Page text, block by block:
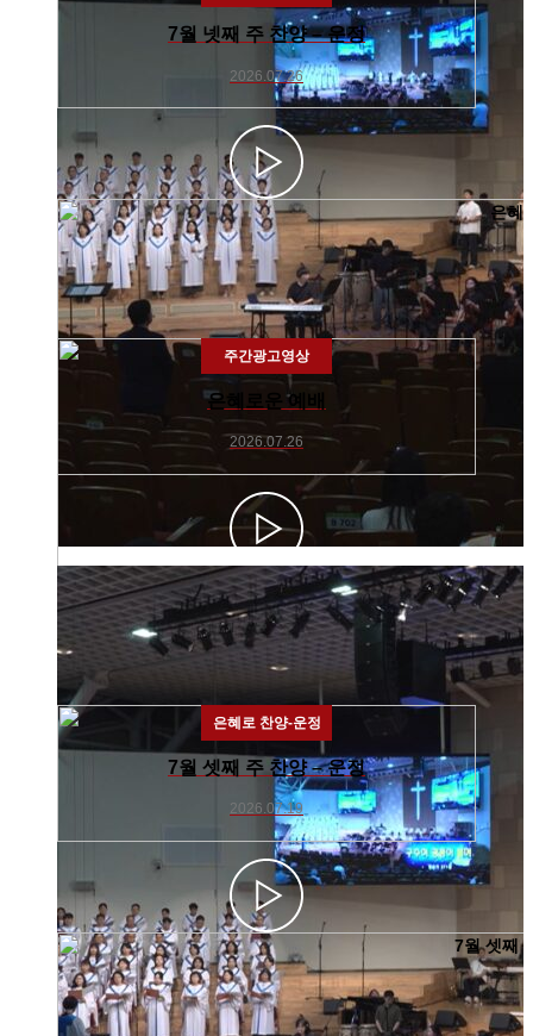
7월 넷째 주 찬양 – 운정
2026.07.26
주간광고영상
은혜로운 예배
2026.07.26
은혜로 찬양-운정
7월 셋째 주 찬양 – 운정
2026.07.19